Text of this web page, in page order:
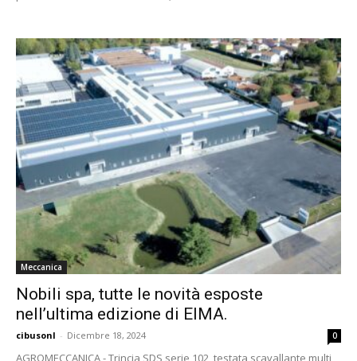
Meccanica
Nobili spa, tutte le novità esposte
nell’ultima edizione di EIMA.
cibusonl - Dicembre 18, 2024 0
AGROMECCANICA - Trincia SDS serie 102, testata scavallante multi